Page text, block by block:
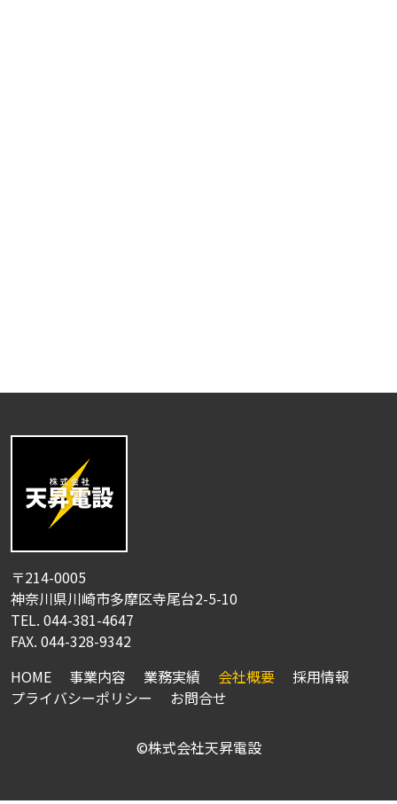
〒214-0005
神奈川県川崎市多摩区寺尾台2-5-10
TEL. 044-381-4647
FAX. 044-328-9342
HOME
事業内容 業務実績 会社概要
採用情報
プライバシーポリシー
お問合せ
©株式会社天昇電設